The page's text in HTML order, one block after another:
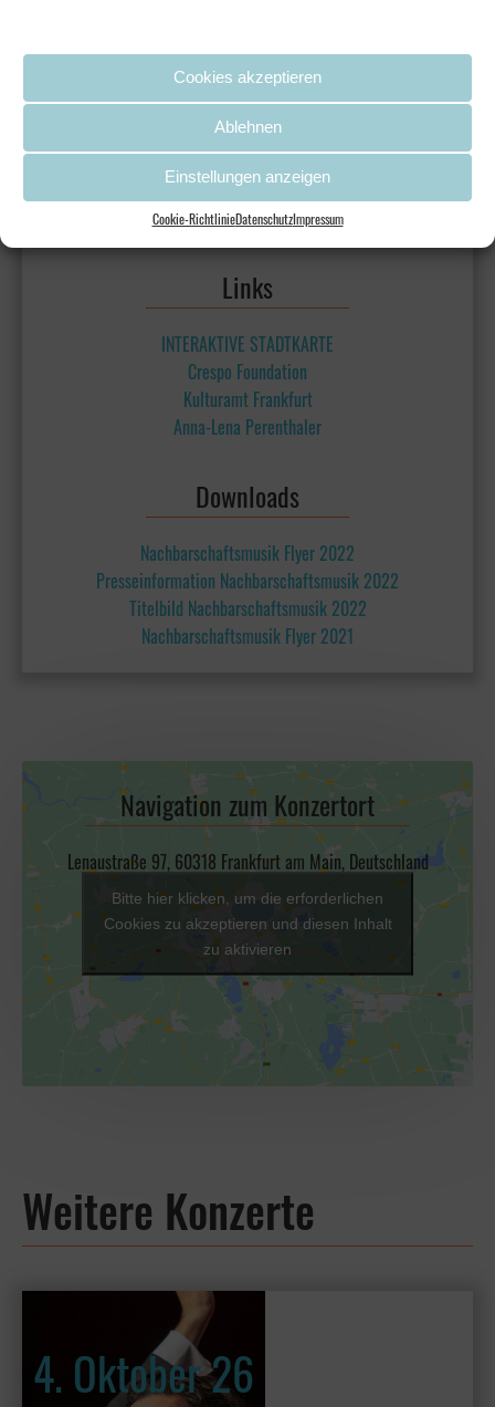
Cookies akzeptieren
Ablehnen
Einstellungen anzeigen
Cookie-RichtlinieDatenschutzImpressum
Links
INTERAKTIVE STADTKARTE
Crespo Foundation
Kulturamt Frankfurt
Anna-Lena Perenthaler
Downloads
Nachbarschaftsmusik Flyer 2022
Presseinformation Nachbarschaftsmusik 2022
Titelbild Nachbarschaftsmusik 2022
Nachbarschaftsmusik Flyer 2021
Navigation zum Konzertort
Lenaustraße 97, 60318 Frankfurt am Main, Deutschland
Bitte hier klicken, um die erforderlichen
Cookies zu akzeptieren und diesen Inhalt
zu aktivieren
Weitere Konzerte
4. Oktober 26